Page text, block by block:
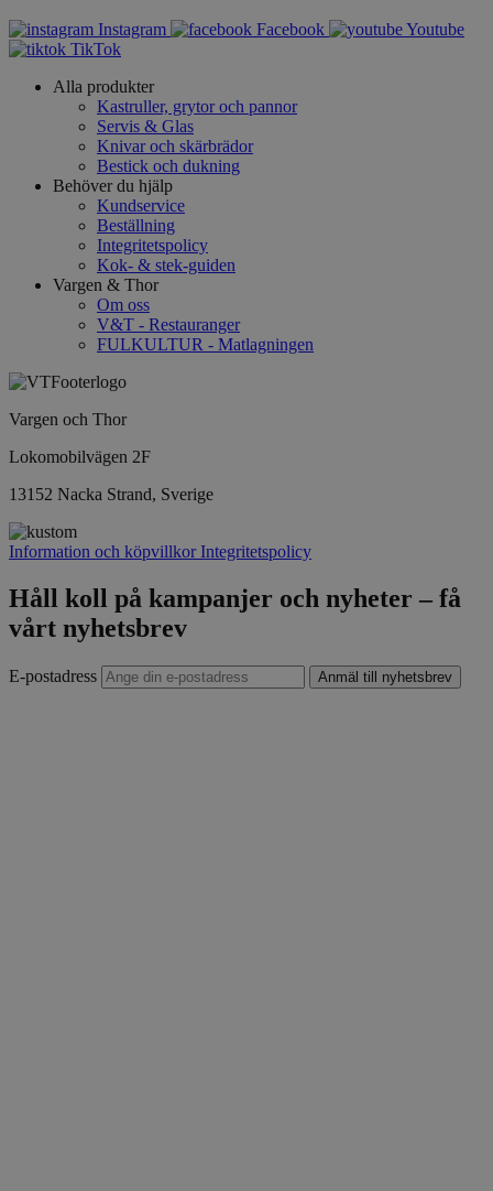
Instagram Facebook
Youtube
TikTok
Alla produkter
Kastruller, grytor och pannor
Servis & Glas
Knivar och skärbrädor
Bestick och dukning
Behöver du hjälp
Kundservice
Beställning
Integritetspolicy
Kok- & stek-guiden
Vargen & Thor
Om oss
V&T - Restauranger
FULKULTUR - Matlagningen
Vargen och Thor
Lokomobilvägen 2F
13152 Nacka Strand, Sverige
Information och köpvillkor Integritetspolicy
Håll koll på kampanjer och nyheter – få
vårt nyhetsbrev
E-postadress Anmäl till nyhetsbrev